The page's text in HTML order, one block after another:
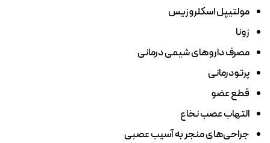
مولتیپل اسکلروزیس
زونا
مصرف داروهای شیمی درمانی
پرتودرمانی
قطع عضو
التهاب عصب نخاع
جراحی‌های منجر به آسیب عصبی